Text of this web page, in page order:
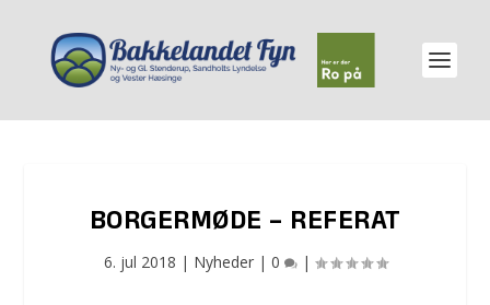
BORGERMØDE – REFERAT
6. jul 2018 | Nyheder| 0 |